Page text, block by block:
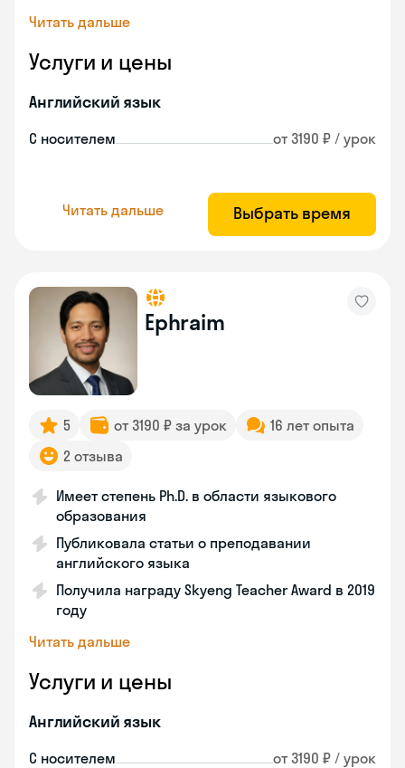
Читать дальше
Услуги и цены
Английский язык
С носителем от 3190 ₽ / урок
Читать дальше Выбрать время
Ephraim
5 от 3190 ₽ за урок
16 лет опыта
2 отзыва
Имеет степень Ph.D. в области языкового
образования
Публиковала статьи о преподавании
английского языка
Получила награду Skyeng Teacher Award в 2019
году
Читать дальше
Услуги и цены
Английский язык
С носителем от 3190 ₽ / урок